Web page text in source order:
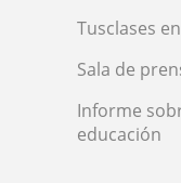
Tusclases
Sala de
Informe
educación